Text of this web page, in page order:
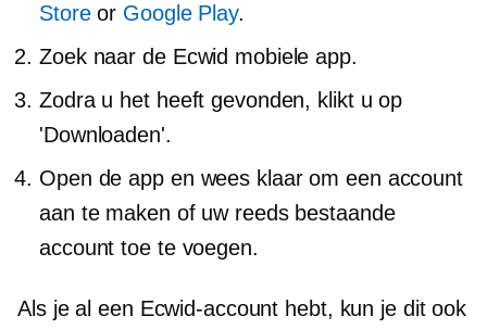
Storeor Google Play.
Zoek naar de Ecwid mobiele app.
Zodra u het heeft gevonden, klikt u op
'Downloaden'.
Open de app en wees klaar om een ​​account
aan te maken of uw reeds bestaande
account toe te voegen.
Als je al een Ecwid-account hebt, kun je dit ook